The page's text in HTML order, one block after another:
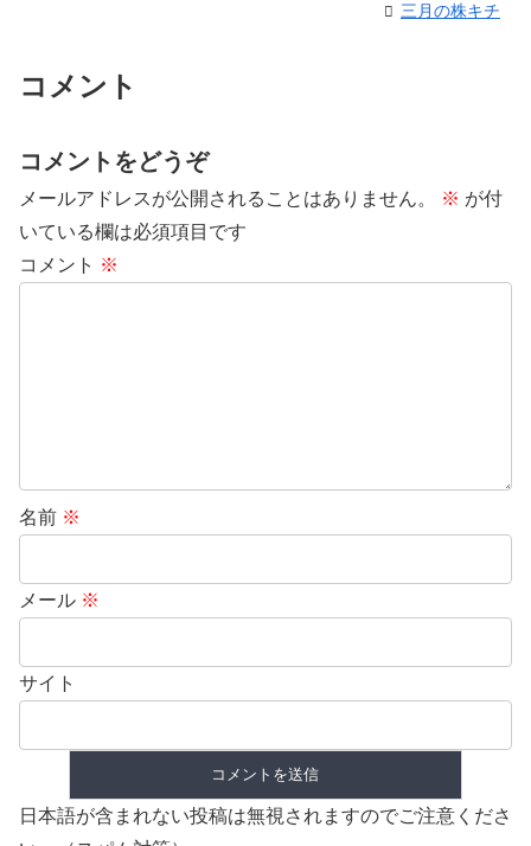
三月の株キチ
コメント
コメントをどうぞ
メールアドレスが公開されることはありません。 ※ が付
いている欄は必須項目です
コメント ※
名前 ※
メール ※
サイト
日本語が含まれない投稿は無視されますのでご注意くださ